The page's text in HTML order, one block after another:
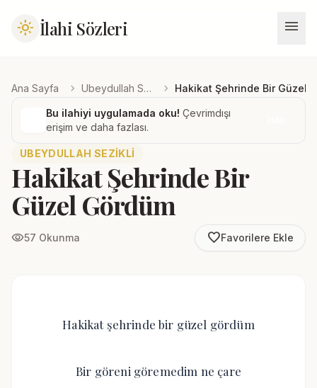
light_mode İlahi Sözleri menu
Ana Sayfa chevron_right Ubeydullah Sezikli chevron_right Hakikat Şehrinde Bir Güzel
Bu ilahiyi uygulamada oku! Çevrimdışı
erişim ve daha fazlası.
UBEYDULLAH SEZIKLI
Hakikat Şehrinde Bir
Güzel Gördüm
visibility57 Okunma favorite_borderFavorilere Ekle
Hakikat şehrinde bir güzel gördüm
Bir göreni göremedim ne çare